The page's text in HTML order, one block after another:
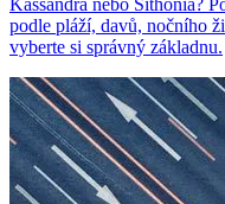
Kassandra nebo Sithonia?
podle pláží, davů, nočního
vyberte si správný základnu.